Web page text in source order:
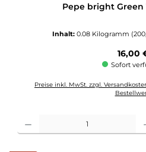
Pepe bright Green
Inhalt: 0.08 Kilogramm
16,00
Sofort
Preise inkl. MwSt. zzgl.
Produkt Anzahl: Gib den gewünschten